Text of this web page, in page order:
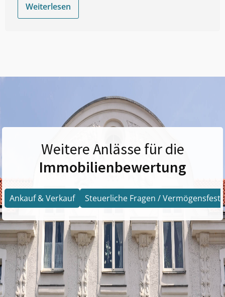
Weiterlesen
Weitere Anlässe für die
Immobilienbewertung
Ankauf & Verkauf Steuerliche Fragen /